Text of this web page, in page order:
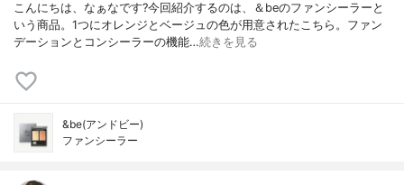
こんにちは、なぁなです?今回紹介するのは、＆beのファンシーラーと
いう商品。1つにオレンジとベージュの色が用意されたこちら。ファン
デーションとコンシーラーの機能…続きを見る
&be(アンドビー)
ファンシーラー